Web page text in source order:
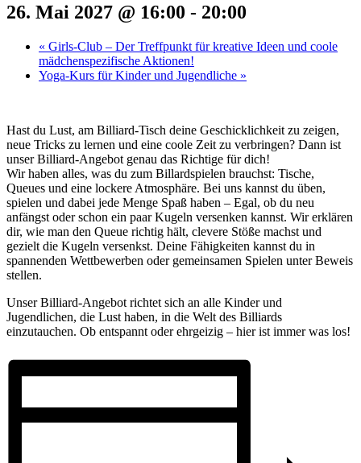
26. Mai 2027 @ 16:00 - 20:00
« Girls-Club – Der Treffpunkt für kreative Ideen und coole
mädchenspezifische Aktionen!
Yoga-Kurs für Kinder und Jugendliche »
Hast du Lust, am Billiard-Tisch deine Geschicklichkeit zu zeigen,
neue Tricks zu lernen und eine coole Zeit zu verbringen? Dann ist
unser Billiard-Angebot genau das Richtige für dich!
Wir haben alles, was du zum Billardspielen brauchst: Tische,
Queues und eine lockere Atmosphäre. Bei uns kannst du üben,
spielen und dabei jede Menge Spaß haben – Egal, ob du neu
anfängst oder schon ein paar Kugeln versenken kannst. Wir erklären
dir, wie man den Queue richtig hält, clevere Stöße machst und
gezielt die Kugeln versenkst. Deine Fähigkeiten kannst du in
spannenden Wettbewerben oder gemeinsamen Spielen unter Beweis
stellen.
Unser Billiard-Angebot richtet sich an alle Kinder und
Jugendlichen, die Lust haben, in die Welt des Billiards
einzutauchen. Ob entspannt oder ehrgeizig – hier ist immer was los!